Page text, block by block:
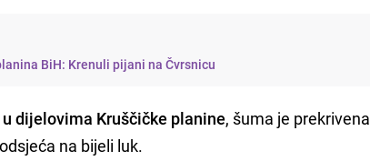
BiH: Krenuli pijani na Čvrsnicu
dijelovima Kruščičke planine, šuma je prekrivena
na bijeli luk.